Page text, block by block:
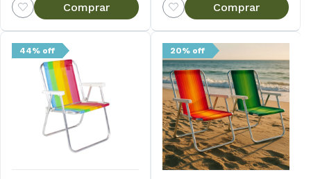
Comprar Comprar
44% off 20% off